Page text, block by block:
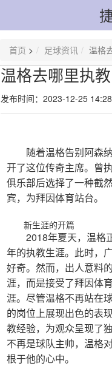
首页 > 足球资讯 温格
温格去哪里执教
发布时间：2023-12-25
随着温格告别阿森纳
开了这位传奇主席。曾
俱乐部后选择了一种截
宾，为拜因体育站台。
新生涯的开篇
2018年夏天，温格
年的执教生涯。此时，
好奇。然而，出人意料
涯，而是接受了拜因体
涯。尽管温格不再站在
的岗位上展现出色的表
教经验，为观众呈现了
不再是球队主帅，温格
根于他的心中。